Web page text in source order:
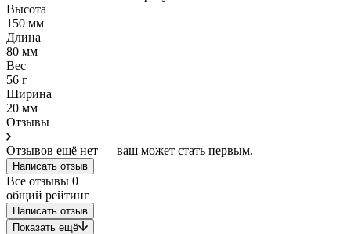
Высота
150 мм
Длина
80 мм
Вес
56 г
Ширина
20 мм
Отзывы
Отзывов ещё нет — ваш может стать первым.
Написать отзыв
Все отзывы 0
общий рейтинг
Написать отзыв
Показать ещё